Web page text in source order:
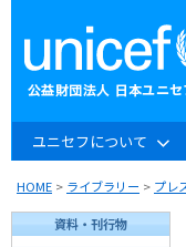
ユニセフについて
HOME > ライブラリー > プレ
資料・刊行物